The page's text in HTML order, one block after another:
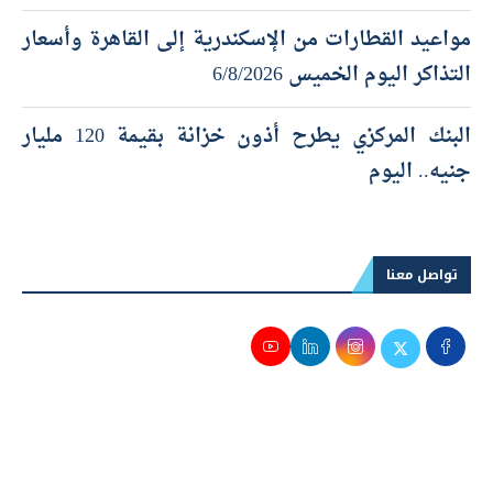
مواعيد القطارات من الإسكندرية إلى القاهرة وأسعار
التذاكر اليوم الخميس 6/8/2026
البنك المركزي يطرح أذون خزانة بقيمة 120 مليار
جنيه.. اليوم
تواصل معنا